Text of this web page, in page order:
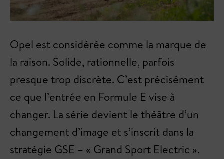
Opel est considérée comme la marque de
la raison. Solide, rationnelle, parfois
presque trop discrète. C’est précisément
ce que l’entrée en Formule E vise à
changer. La série devient le théâtre d’un
changement d’image et s’inscrit dans la
stratégie GSE – « Grand Sport Electric ».